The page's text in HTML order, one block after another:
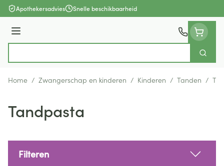
Ga naar de inhoud
Apothekersadvies Snelle beschikbaarheid
Menu
Zoek
Home / Zwangerschap en kinderen / Kinderen / Tanden /
Tandpasta
Filteren